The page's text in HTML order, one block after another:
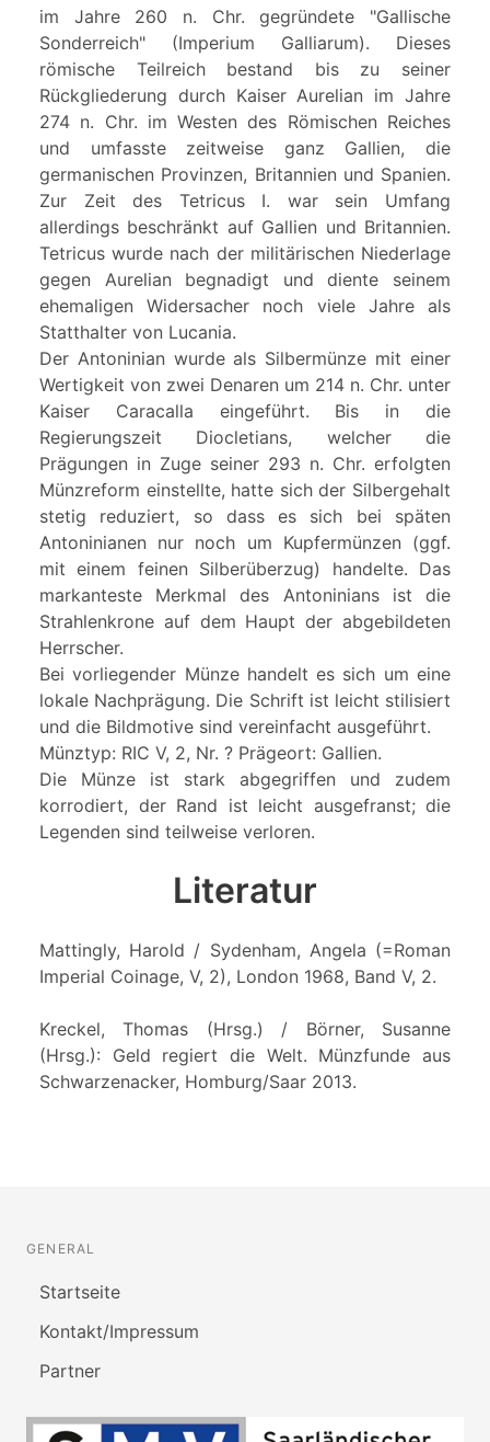
im Jahre 260 n. Chr. gegründete "Gallische
Sonderreich" (Imperium Galliarum). Dieses
römische Teilreich bestand bis zu seiner
Rückgliederung durch Kaiser Aurelian im Jahre
274 n. Chr. im Westen des Römischen Reiches
und umfasste zeitweise ganz Gallien, die
germanischen Provinzen, Britannien und Spanien.
Zur Zeit des Tetricus I. war sein Umfang
allerdings beschränkt auf Gallien und Britannien.
Tetricus wurde nach der militärischen Niederlage
gegen Aurelian begnadigt und diente seinem
ehemaligen Widersacher noch viele Jahre als
Statthalter von Lucania.
Der Antoninian wurde als Silbermünze mit einer
Wertigkeit von zwei Denaren um 214 n. Chr. unter
Kaiser Caracalla eingeführt. Bis in die
Regierungszeit Diocletians, welcher die
Prägungen in Zuge seiner 293 n. Chr. erfolgten
Münzreform einstellte, hatte sich der Silbergehalt
stetig reduziert, so dass es sich bei späten
Antoninianen nur noch um Kupfermünzen (ggf.
mit einem feinen Silberüberzug) handelte. Das
markanteste Merkmal des Antoninians ist die
Strahlenkrone auf dem Haupt der abgebildeten
Herrscher.
Bei vorliegender Münze handelt es sich um eine
lokale Nachprägung. Die Schrift ist leicht stilisiert
und die Bildmotive sind vereinfacht ausgeführt.
Münztyp: RIC V, 2, Nr. ? Prägeort: Gallien.
Die Münze ist stark abgegriffen und zudem
korrodiert, der Rand ist leicht ausgefranst; die
Legenden sind teilweise verloren.
Literatur
Mattingly, Harold / Sydenham, Angela (=Roman
Imperial Coinage, V, 2), London 1968, Band V, 2.
Kreckel, Thomas (Hrsg.) / Börner, Susanne
(Hrsg.): Geld regiert die Welt. Münzfunde aus
Schwarzenacker, Homburg/Saar 2013.
GENERAL
Startseite
Kontakt/Impressum
Partner